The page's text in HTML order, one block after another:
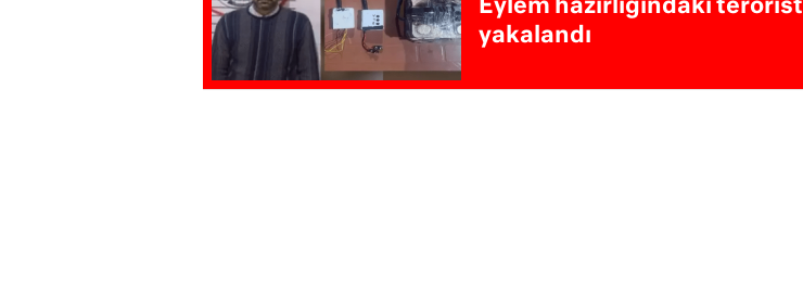
Eylem hazırlığındaki terörist
yakalandı